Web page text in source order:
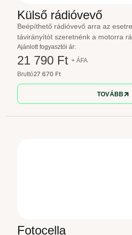
Külső rádióvevő
Beépíthető rádióvevő arra az
távirányítót szeretnénk a motorra
Ajánlott fogyasztói ár:
21 790 Ft + ÁFA
Bruttó27 670 Ft
TOVÁBB
Fotocella